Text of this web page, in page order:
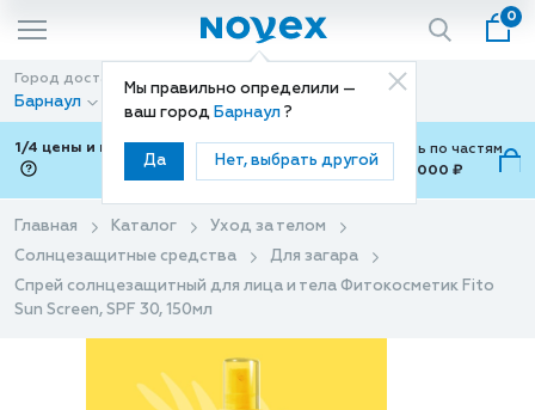
Мы правильно определили —
ваш город Барнаул ?
Да Нет, выбрать другой
0
Город доставки
Барнаул
Способ доставки
Доставка
1/4 цены и покупки ваши с Подели
Можно оплатить по частям
от 700 ₽ до 15,000 ₽
Главная Каталог
Уход за телом
Солнцезащитные средства
Для загара
Спрей солнцезащитный для лица и тела Фитокосметик Fito
Sun Screen, SPF 30, 150мл